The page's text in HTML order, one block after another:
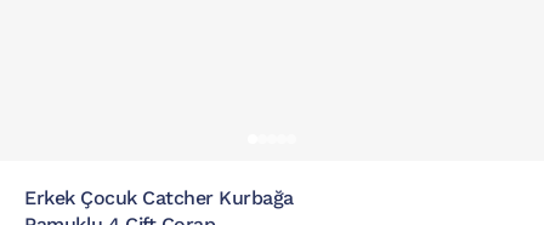
Erkek Çocuk Catcher Kurbağa